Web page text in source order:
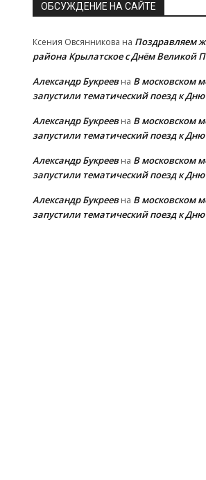
ОБСУЖДЕНИЕ НА САЙТЕ
Ксения Овсянникова на Поздравляем
района Крылатское с Днём Великой
Александр Букреевна В московском
запустили тематический поезд к
Александр Букреевна В московском
запустили тематический поезд к
Александр Букреевна В московском
запустили тематический поезд к
Александр Букреевна В московском
запустили тематический поезд к